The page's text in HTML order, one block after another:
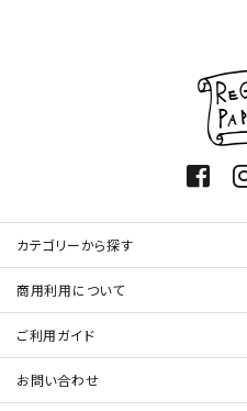
カテゴリーから探す
商用利用について
ご利用ガイド
お問い合わせ